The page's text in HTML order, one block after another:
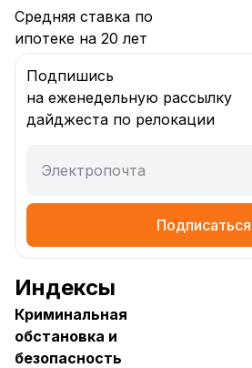
Средняя ставка по
ипотеке на 20 лет
Подпишись
на еженедельную рассылку
дайджеста по релокации
Электропочта
Подписаться
Индексы
Криминальная
обстановка и
безопасность